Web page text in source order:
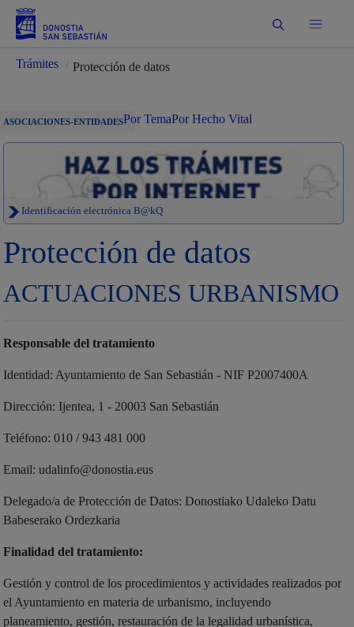
Buscar
Trámites Protección de datos
ASOCIACIONES-ENTIDADESPor TemaPor Hecho Vital
Identificación electrónica B@kQ
Protección de datos
ACTUACIONES URBANISMO
Responsable del tratamiento
Identidad: Ayuntamiento de San Sebastián - NIF P2007400A
Dirección: Ijentea, 1 - 20003 San Sebastián
Teléfono: 010 / 943 481 000
Email: udalinfo@donostia.eus
Delegado/a de Protección de Datos: Donostiako Udaleko Datu
Babeserako Ordezkaria
Finalidad del tratamiento:
Gestión y control de los procedimientos y actividades realizados por
el Ayuntamiento en materia de urbanismo, incluyendo
planeamiento, gestión, restauración de la legalidad urbanística,